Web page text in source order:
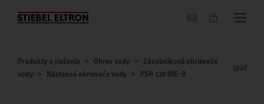
O nás
Produkty a riešenia Ohrev vody
Zásobníkové ohrievače
vody
Nástenné ohrievače vody PSH 120 WE-R
späť